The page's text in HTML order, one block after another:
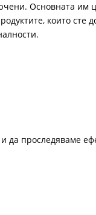
Основната им
които сте
проследяваме